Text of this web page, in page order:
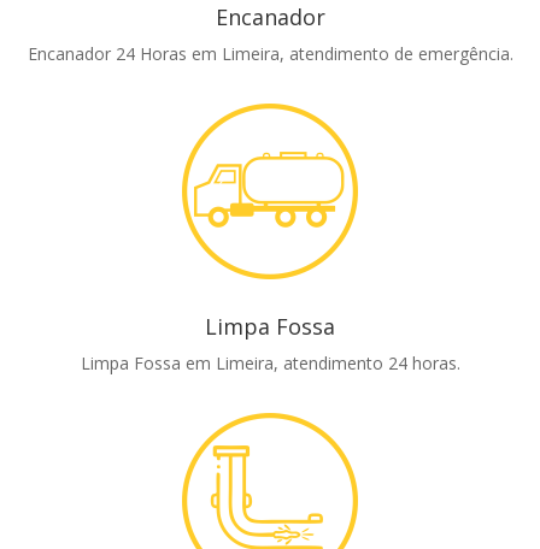
Encanador
Encanador 24 Horas em Limeira, atendimento de emergência.
Limpa Fossa
Limpa Fossa em Limeira, atendimento 24 horas.